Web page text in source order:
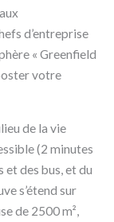
d’entreprise
« Greenfield
votre
de la vie
(2 minutes
et des bus, et du
s’étend sur
de 2500 m²,